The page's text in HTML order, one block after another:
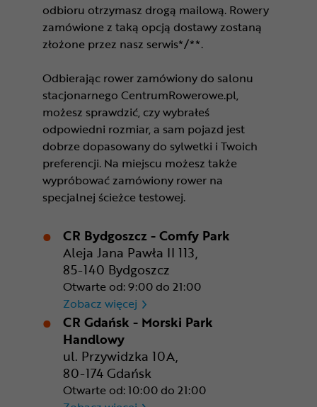
odbioru otrzymasz drogą mailową. Rowery
zamówione z taką opcją dostawy zostaną
złożone przez nasz serwis*/**.
Odbierając rower zamówiony do salonu
stacjonarnego CentrumRowerowe.pl,
możesz sprawdzić, czy wybrałeś
odpowiedni rozmiar, a sam pojazd jest
dobrze dopasowany do sylwetki i Twoich
preferencji. Na miejscu możesz także
wypróbować zamówiony rower na
specjalnej ścieżce testowej.
CR Bydgoszcz - Comfy Park
Aleja Jana Pawła II 113,
85-140 Bydgoszcz
Otwarte od: 9:00 do 21:00
Zobacz więcej CR Bydgoszcz - Comfy Park
CR Gdańsk - Morski Park
Handlowy
ul. Przywidzka 10A,
80-174 Gdańsk
Otwarte od: 10:00 do 21:00